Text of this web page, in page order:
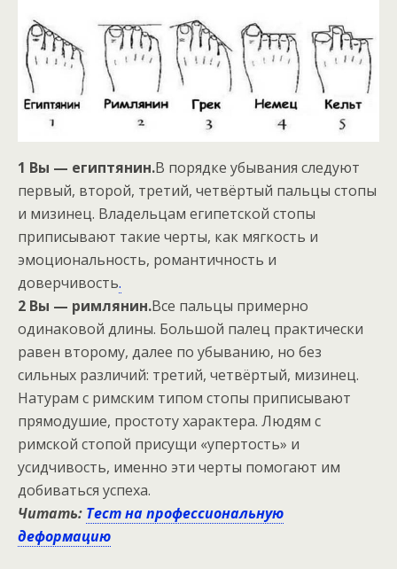
1 Вы — египтянин.В порядке убывания следуют
первый, второй, третий, четвёртый пальцы стопы
и мизинец. Владельцам египетской стопы
приписывают такие черты, как мягкость и
эмоциональность, романтичность и
доверчивость.
2 Вы — римлянин.Все пальцы примерно
одинаковой длины. Большой палец практически
равен второму, далее по убыванию, но без
сильных различий: третий, четвёртый, мизинец.
Натурам с римским типом стопы приписывают
прямодушие, простоту характера. Людям с
римской стопой присущи «упертость» и
усидчивость, именно эти черты помогают им
добиваться успеха.
Читать: Тест на профессиональную
деформацию